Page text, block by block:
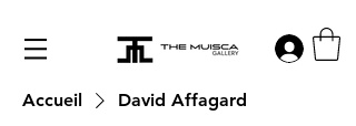
Log in
Accueil David Affagard